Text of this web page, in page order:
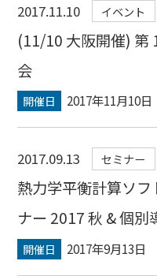
2017.11.10 イベント
(11/10 大阪開催) 第
会
開催日 2017年11月10日
2017.09.13 セミナー
熱力学平衡計算ソ
ナー 2017 秋 & 個別
開催日 2017年9月13日